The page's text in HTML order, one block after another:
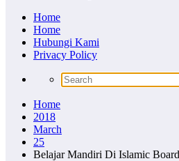
Home
Home
Hubungi Kami
Privacy Policy
Home
2018
March
25
Belajar Mandiri Di Islamic